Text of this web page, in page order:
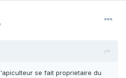
se fait proprietaire du